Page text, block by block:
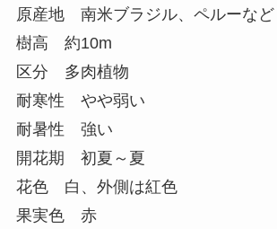
原産地 南米ブラジル、ペルーなど
樹高 約10m
区分 多肉植物
耐寒性 やや弱い
耐暑性 強い
開花期 初夏～夏
花色 白、外側は紅色
果実色 赤